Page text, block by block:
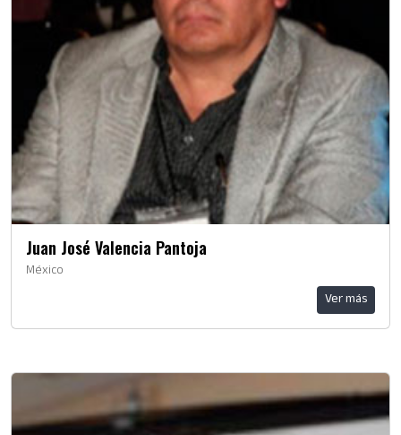
Juan José Valencia Pantoja
México
Ver más